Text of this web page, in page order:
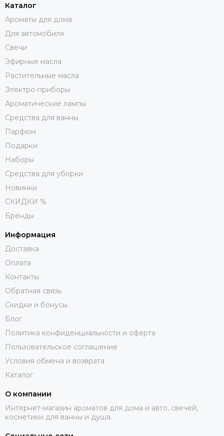
Каталог
Ароматы для дома
Для автомобиля
Свечи
Эфирные масла
Растительные масла
Электро-приборы
Ароматические лампы
Средства для ванны
Парфюм
Подарки
Наборы
Средства для уборки
Новинки
СКИДКИ %
Бренды
Информация
Доставка
Оплата
Контакты
Обратная связь
Скидки и бонусы
Блог
Политика конфиденциальности и оферта
Пользовательское соглашение
Условия обмена и возврата
Каталог
О компании
Интернет-магазин ароматов для дома и авто, свечей,
косметики для ванны и душа.